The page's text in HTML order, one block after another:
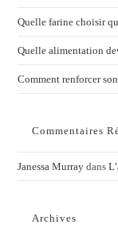
Quelle farine choisir
Quelle alimentation
Comment renforcer
Commentaires
Janessa Murray dans
Archives